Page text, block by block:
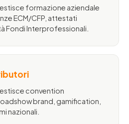
formazione aziendale
ECM/CFP, attestati
Fondi Interprofessionali.
convention
brand, gamification,
nazionali.